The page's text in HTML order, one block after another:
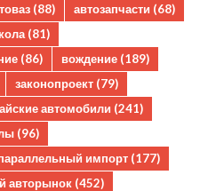
(88) автозапчасти (68)
(81)
(86) вождение (189)
законопроект (79)
автомобили (241)
(96)
импорт (177)
авторынок (452)